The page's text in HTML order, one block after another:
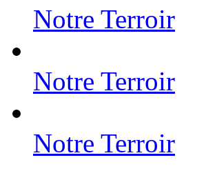
Notre Terroir
Notre Terroir
Notre Terroir